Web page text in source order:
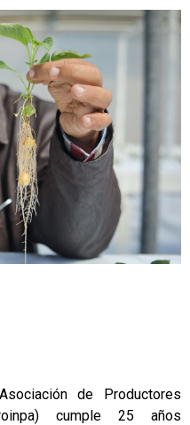
de Productores
cumple 25 años